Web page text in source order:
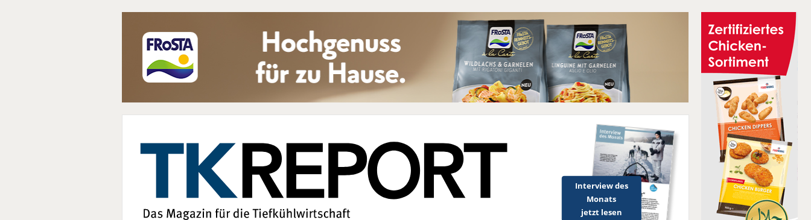
Interview des
Monats
jetzt lesen